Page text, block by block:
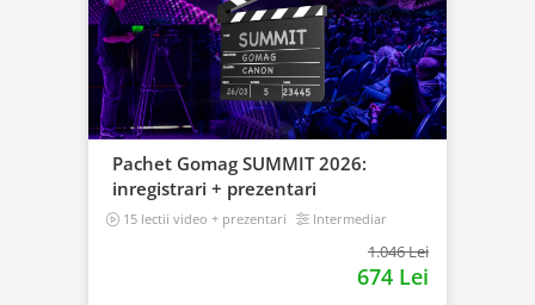
Pachet Gomag SUMMIT 2026:
inregistrari + prezentari
15 lectii video + prezentari Intermediar
1.046 Lei
674 Lei